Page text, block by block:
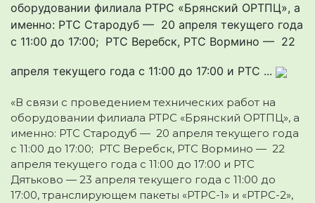
оборудовании филиала РТРС «Брянский ОРТПЦ», а
именно: РТС Стародуб — 20 апреля текущего года
с 11:00 до 17:00; РТС Веребск, РТС Вормино — 22
апреля текущего года с 11:00 до 17:00 и РТС ...
«В связи с проведением технических работ на
оборудовании филиала РТРС «Брянский ОРТПЦ», а
именно: РТС Стародуб — 20 апреля текущего года
с 11:00 до 17:00; РТС Веребск, РТС Вормино — 22
апреля текущего года с 11:00 до 17:00 и РТС
Дятьково — 23 апреля текущего года с 11:00 до
17:00, транслирующем пакеты «РТРС-1» и «РТРС-2»,